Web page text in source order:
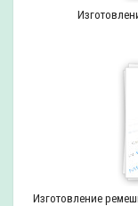
Изготовление